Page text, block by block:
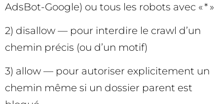
AdsBot-Google) ou tous les robots avec « * »
2) disallow — pour interdire le crawl d’un
chemin précis (ou d’un motif)
3) allow — pour autoriser explicitement un
chemin même si un dossier parent est